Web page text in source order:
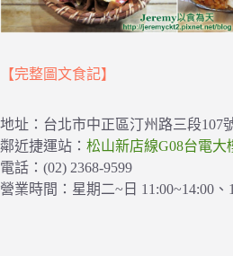
【完整圖文食記】
地址：台北市中正區汀州路三段107
鄰近捷運站： 松山新店線G08台電大
電話：(02) 2368-9599
營業時間：星期二~日 11:00~14:00、